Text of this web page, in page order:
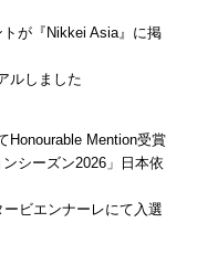
が『Nikkei Asia』に掲
ルしました
Honourable Mention受賞
シーズン2026」日本依
ビエンナーレにて入選